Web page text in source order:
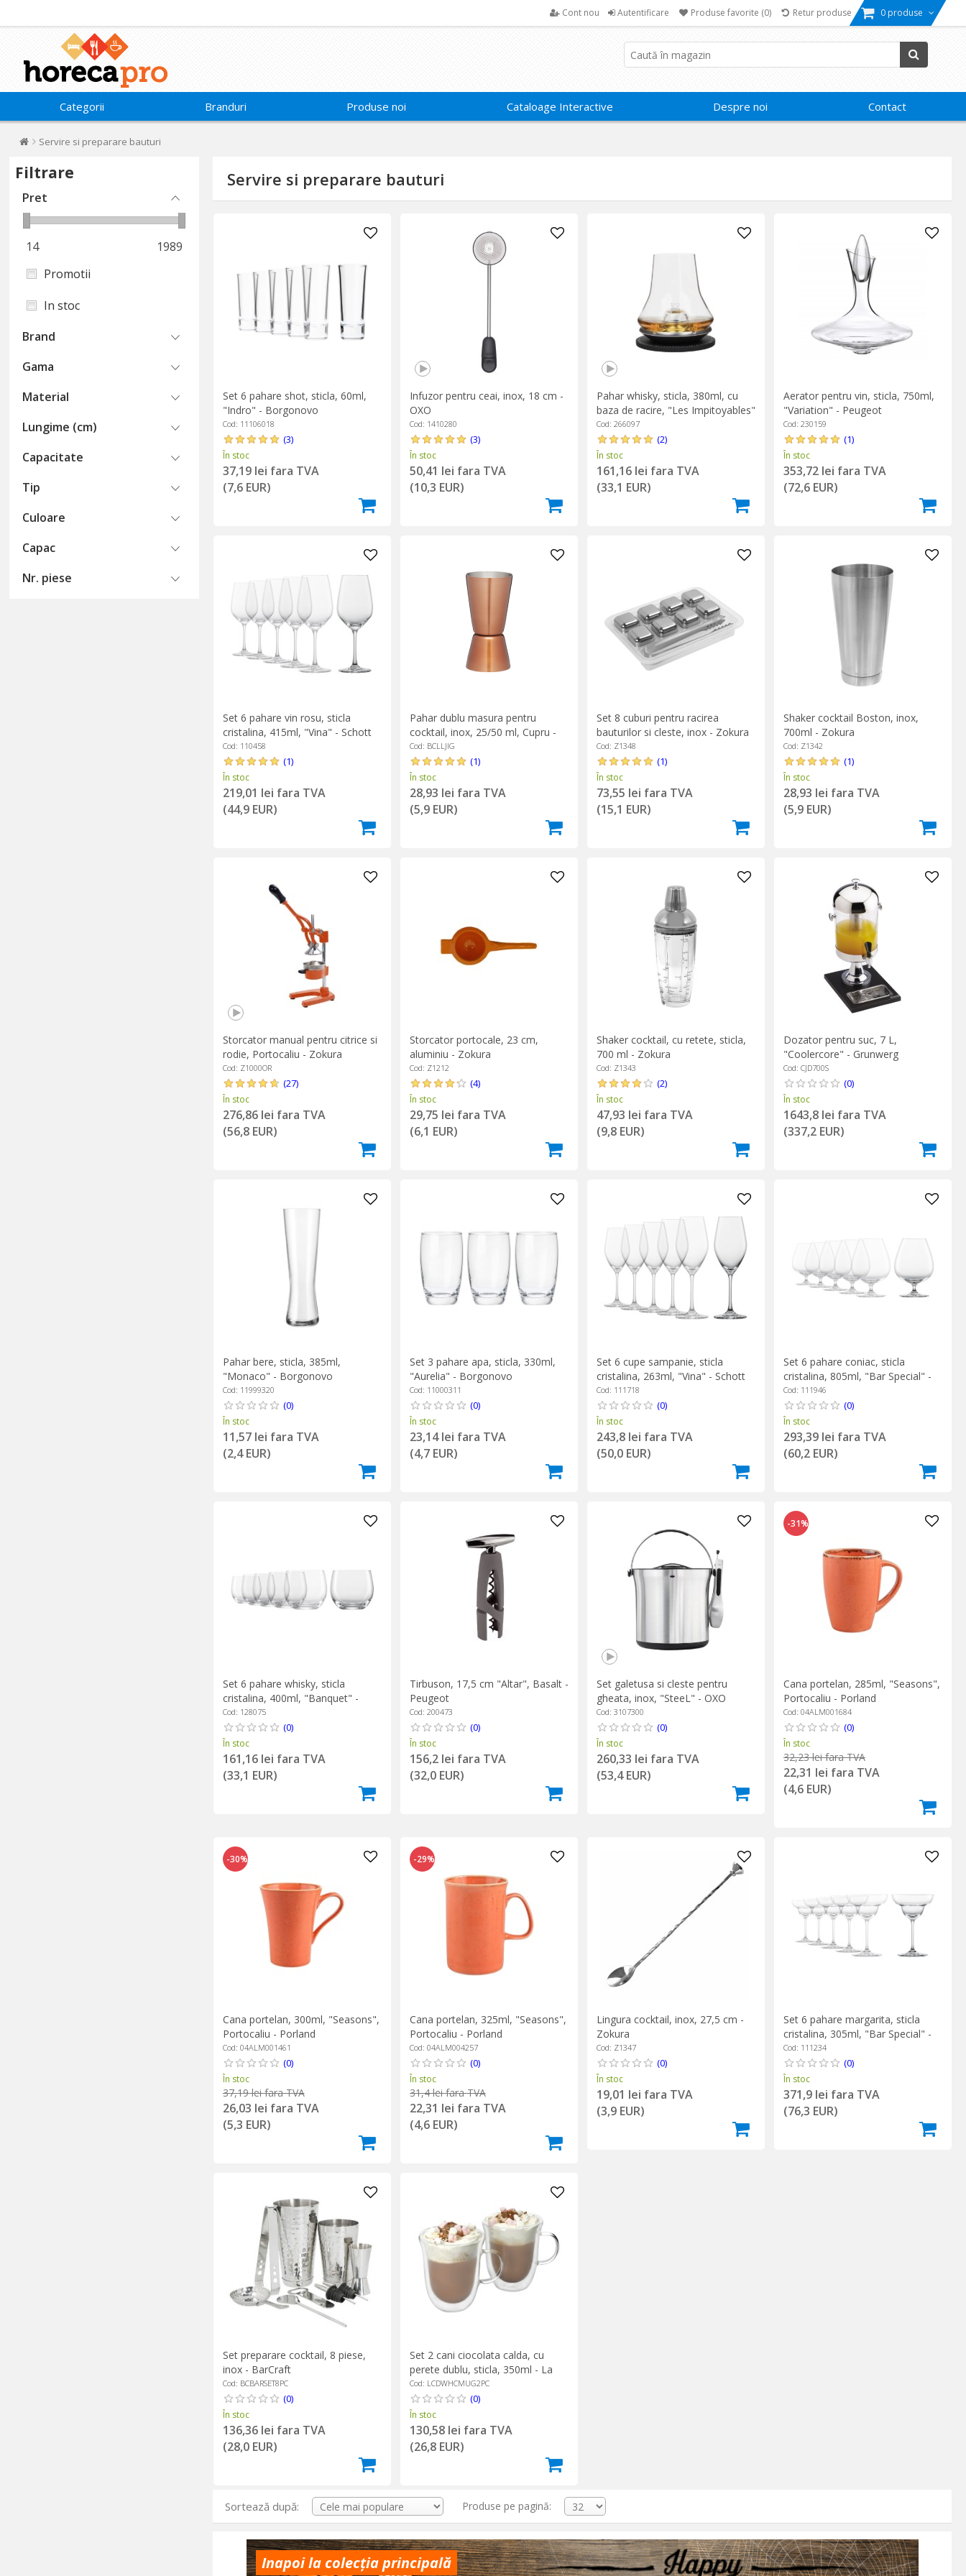
Cont nou Autentificare Produse favorite (0) Retur produse 0 produse
Categorii Branduri Produse noi Cataloage Interactive Despre noi Contact
Servire si preparare bauturi
Filtrare
Pret
14
1989
Promotii
In stoc
Brand
Gama
Material
Lungime (cm)
Capacitate
Tip
Culoare
Capac
Nr. piese
Servire si preparare bauturi
Inapoi la colecția principală
Sortează după: Produse pe pagină:
Set 6 pahare shot, sticla, 60ml,
"Indro" - Borgonovo
Cod: 11106018
(3)
În stoc
37,19 lei fara TVA
(7,6 EUR)
Infuzor pentru ceai, inox, 18 cm -
OXO
Cod: 1410280
(3)
În stoc
50,41 lei fara TVA
(10,3 EUR)
Pahar whisky, sticla, 380ml, cu
baza de racire, "Les Impitoyables"
- Peugeot
Cod: 266097
(2)
În stoc
161,16 lei fara TVA
(33,1 EUR)
Aerator pentru vin, sticla, 750ml,
"Variation" - Peugeot
Cod: 230159
(1)
În stoc
353,72 lei fara TVA
(72,6 EUR)
Set 6 pahare vin rosu, sticla
cristalina, 415ml, "Vina" - Schott
Zwiesel
Cod: 110458
(1)
În stoc
219,01 lei fara TVA
(44,9 EUR)
Pahar dublu masura pentru
cocktail, inox, 25/50 ml, Cupru -
BarCraft
Cod: BCLLJIG
(1)
În stoc
28,93 lei fara TVA
(5,9 EUR)
Set 8 cuburi pentru racirea
bauturilor si cleste, inox - Zokura
Cod: Z1348
(1)
În stoc
73,55 lei fara TVA
(15,1 EUR)
Shaker cocktail Boston, inox,
700ml - Zokura
Cod: Z1342
(1)
În stoc
28,93 lei fara TVA
(5,9 EUR)
Storcator manual pentru citrice si
rodie, Portocaliu - Zokura
Cod: Z1000OR
(27)
În stoc
276,86 lei fara TVA
(56,8 EUR)
Storcator portocale, 23 cm,
aluminiu - Zokura
Cod: Z1212
(4)
În stoc
29,75 lei fara TVA
(6,1 EUR)
Shaker cocktail, cu retete, sticla,
700 ml - Zokura
Cod: Z1343
(2)
În stoc
47,93 lei fara TVA
(9,8 EUR)
Dozator pentru suc, 7 L,
"Coolercore" - Grunwerg
Cod: CJD700S
(0)
În stoc
1643,8 lei fara TVA
(337,2 EUR)
Pahar bere, sticla, 385ml,
"Monaco" - Borgonovo
Cod: 11999320
(0)
În stoc
11,57 lei fara TVA
(2,4 EUR)
Set 3 pahare apa, sticla, 330ml,
"Aurelia" - Borgonovo
Cod: 11000311
(0)
În stoc
23,14 lei fara TVA
(4,7 EUR)
Set 6 cupe sampanie, sticla
cristalina, 263ml, "Vina" - Schott
Zwiesel
Cod: 111718
(0)
În stoc
243,8 lei fara TVA
(50,0 EUR)
Set 6 pahare coniac, sticla
cristalina, 805ml, "Bar Special" -
Schott Zwiesel
Cod: 111946
(0)
În stoc
293,39 lei fara TVA
(60,2 EUR)
Set 6 pahare whisky, sticla
cristalina, 400ml, "Banquet" -
Schott Zwiesel
Cod: 128075
(0)
În stoc
161,16 lei fara TVA
(33,1 EUR)
Tirbuson, 17,5 cm "Altar", Basalt -
Peugeot
Cod: 200473
(0)
În stoc
156,2 lei fara TVA
(32,0 EUR)
Set galetusa si cleste pentru
gheata, inox, "SteeL" - OXO
Cod: 3107300
(0)
În stoc
260,33 lei fara TVA
(53,4 EUR)
-31%
Cana portelan, 285ml, "Seasons",
Portocaliu - Porland
Cod: 04ALM001684
(0)
În stoc
32,23 lei fara TVA
22,31 lei fara TVA
(4,6 EUR)
-30%
Cana portelan, 300ml, "Seasons",
Portocaliu - Porland
Cod: 04ALM001461
(0)
În stoc
37,19 lei fara TVA
26,03 lei fara TVA
(5,3 EUR)
-29%
Cana portelan, 325ml, "Seasons",
Portocaliu - Porland
Cod: 04ALM004257
(0)
În stoc
31,4 lei fara TVA
22,31 lei fara TVA
(4,6 EUR)
Lingura cocktail, inox, 27,5 cm -
Zokura
Cod: Z1347
(0)
În stoc
19,01 lei fara TVA
(3,9 EUR)
Set 6 pahare margarita, sticla
cristalina, 305ml, "Bar Special" -
Schott Zwiesel
Cod: 111234
(0)
În stoc
371,9 lei fara TVA
(76,3 EUR)
Set preparare cocktail, 8 piese,
inox - BarCraft
Cod: BCBARSET8PC
(0)
În stoc
136,36 lei fara TVA
(28,0 EUR)
Set 2 cani ciocolata calda, cu
perete dublu, sticla, 350ml - La
Cafetiere
Cod: LCDWHCMUG2PC
(0)
În stoc
130,58 lei fara TVA
(26,8 EUR)